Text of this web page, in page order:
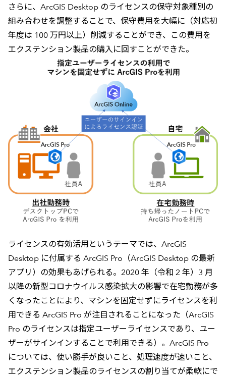
さらに、ArcGIS Desktop のライセンスの保守対象種別の
組み合わせを調整することで、保守費用を大幅に（対応初
年度は 100 万円以上）削減することができ、この費用を
エクステンション製品の購入に回すことができた。
ライセンスの有効活用というテーマでは、ArcGIS
Desktop に付属する ArcGIS Pro（ArcGIS Desktop の最新
アプリ）の効果もあげられる。2020 年（令和 2 年）3 月
以降の新型コロナウイルス感染拡大の影響で在宅勤務が多
くなったことにより、マシンを固定せずにライセンスを利
用できる ArcGIS Pro が注目されることになった（ArcGIS
Pro のライセンスは指定ユーザーライセンスであり、ユー
ザーがサインインすることで利用できる）。ArcGIS Pro
については、使い勝手が良いこと、処理速度が速いこと、
エクステンション製品のライセンスの割り当てが柔軟にで